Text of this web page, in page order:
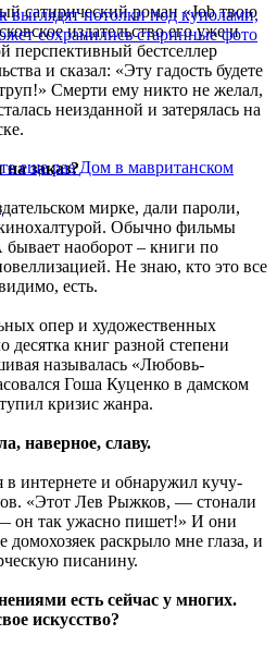
сатирический роман «Job твою
издательство его уже и
перспективный бестселлер
и сказал: «Эту гадость будете
труп!» Смерти ему никто не желал,
неизданной и затерялась на
заказ?
мирке, дали пароли,
кинохалтурой. Обычно фильмы
наоборот – книги по
Не знаю, кто это все
есть.
опер и художественных
книг разной степени
называлась «Любовь-
Гоша Куценко в дамском
кризис жанра.
наверное, славу.
в интернете и обнаружил кучу-
«Этот Лев Рыжков, — стонали
он так ужасно пишет!» И они
раскрыло мне глаза, и
писанину.
есть сейчас у многих.
искусство?
выглядят потолки под куполами,
сохранились старинные фото
еще раз Дом в мавританском